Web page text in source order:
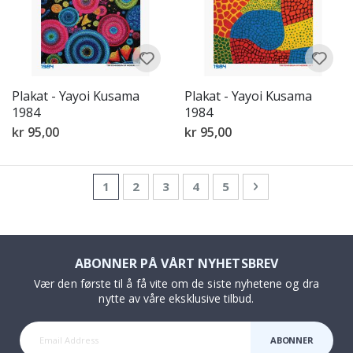
Plakat - Yayoi Kusama
1984
kr 95,00
Plakat - Yayoi Kusama
1984
kr 95,00
SideYou're currently reading page
1 Side
2 Side
3 Side
4 Side
5 Side
Neste
ABONNER PÅ VÅRT NYHETSBREV
Vær den første til å få vite om de siste nyhetene og dra
nytte av våre eksklusive tilbud.
ABONNER